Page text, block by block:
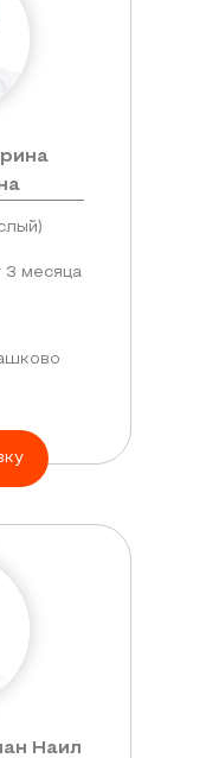
3 месяца
Наил